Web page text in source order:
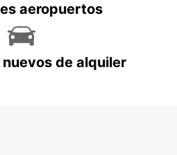
aeropuertos
de alquiler